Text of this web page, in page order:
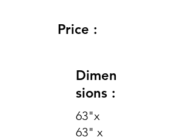
Price :
Dimen
sions :
63"x
63" x